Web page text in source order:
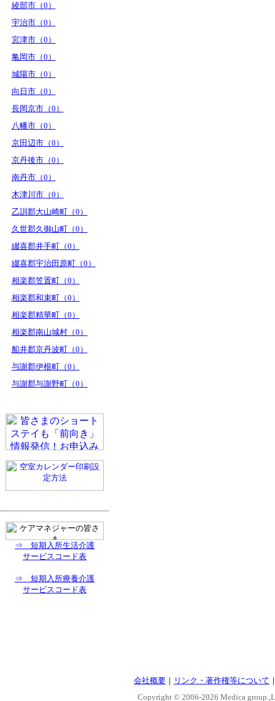
綾部市（0）
宇治市（0）
宮津市（0）
亀岡市（0）
城陽市（0）
向日市（0）
長岡京市（0）
八幡市（0）
京田辺市（0）
京丹後市（0）
南丹市（0）
木津川市（0）
乙訓郡大山崎町（0）
久世郡久御山町（0）
綴喜郡井手町（0）
綴喜郡宇治田原町（0）
相楽郡笠置町（0）
相楽郡和束町（0）
相楽郡精華町（0）
相楽郡南山城村（0）
船井郡京丹波町（0）
与謝郡伊根町（0）
与謝郡与謝野町（0）
⇒ 短期入所生活介護
サービスコード表
⇒ 短期入所療養介護
サービスコード表
会社概要 ｜ リンク・著作権等について
Copyright © 2006-2026 Medica